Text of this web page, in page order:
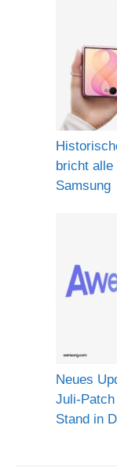
bricht
Samsung
Neues
Juli-
Stand in